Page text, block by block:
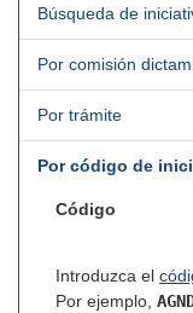
Búsqueda de
Por comisión
Por trámite
Por código de
Código
Introduzca el
Por ejemplo,